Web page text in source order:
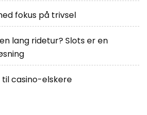
fokus på trivsel
lang ridetur? Slots er en
casino-elskere